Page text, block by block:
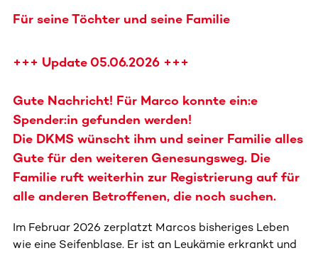
Für seine Töchter und seine Familie
+++ Update 05.06.2026 +++
Gute Nachricht! Für Marco konnte ein:e
Spender:in gefunden werden!
Die DKMS wünscht ihm und seiner Familie alles
Gute für den weiteren Genesungsweg. Die
Familie ruft weiterhin zur Registrierung auf für
alle anderen Betroffenen, die noch suchen.
Im Februar 2026 zerplatzt Marcos bisheriges Leben
wie eine Seifenblase. Er ist an Leukämie erkrankt und